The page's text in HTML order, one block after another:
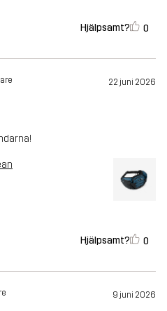
Hjälpsamt? 0
22 juni 2026
Hjälpsamt? 0
9 juni 2026